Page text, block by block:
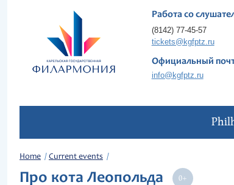
Работа со
(8142) 77-45-57
tickets@kgfptz.ru
Официальный
info@kgfptz.ru
Home Current events
Про кота Леопольда